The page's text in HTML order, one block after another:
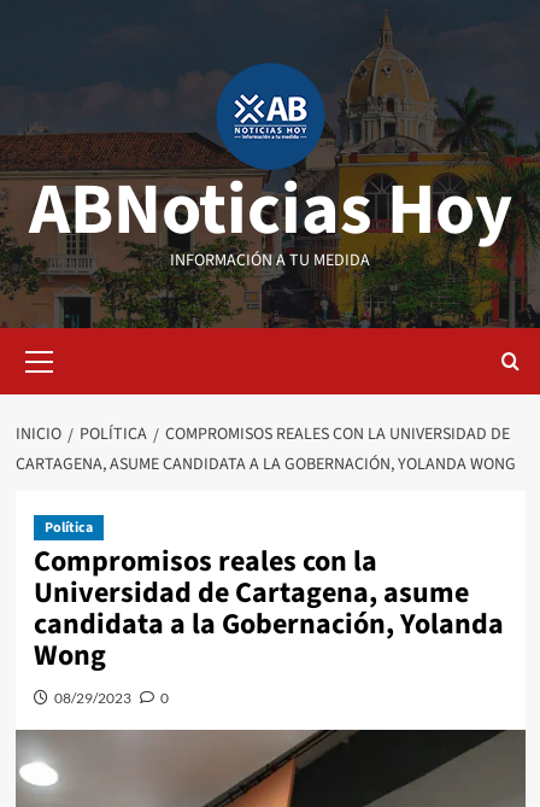
ABNoticias Hoy
INFORMACIÓN A TU MEDIDA
primario
INICIO POLÍTICA
COMPROMISOS REALES CON LA UNIVERSIDAD DE
CARTAGENA, ASUME CANDIDATA A LA GOBERNACIÓN, YOLANDA WONG
Política
Compromisos reales con la
Universidad de Cartagena, asume
candidata a la Gobernación, Yolanda
Wong
08/29/2023 0